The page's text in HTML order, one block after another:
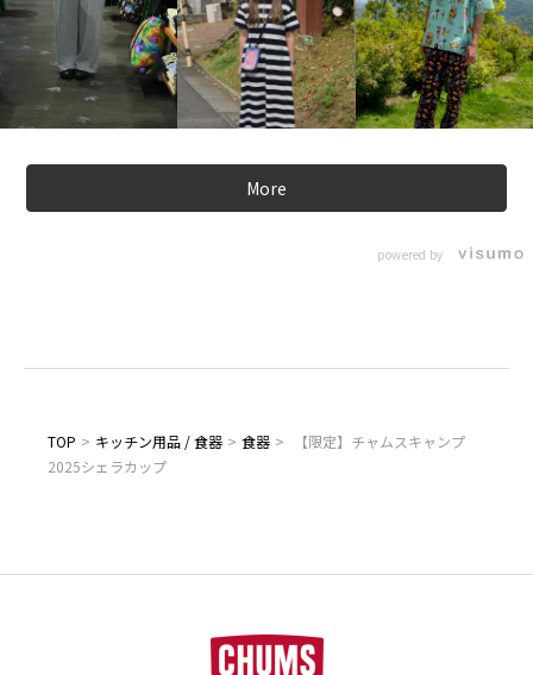
More
powered by
TOP > キッチン用品 / 食器 > 食器 >
【限定】チャムスキャンプ
2025シェラカップ